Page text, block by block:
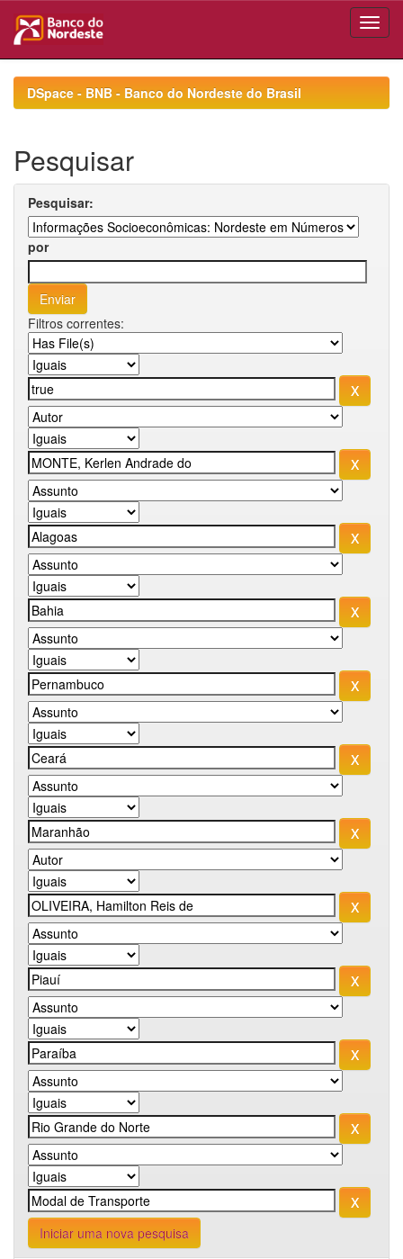
navigationDSpace - BNB - Banco do Nordeste do Brasil
Pesquisar
Pesquisar:
por
Filtros correntes:
Iniciar uma nova pesquisa